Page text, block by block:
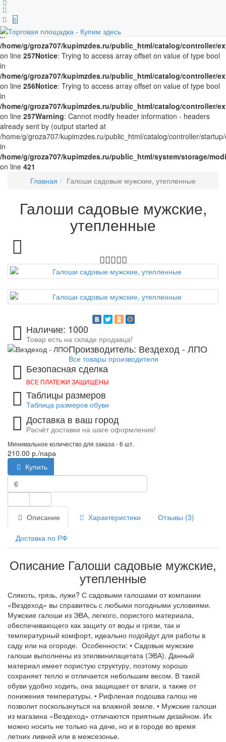
Notice
/home/g/groza707/kupimzdes.ru/public_html/catalog/controller/
on line
in
/home/g/groza707/kupimzdes.ru/public_html/catalog/controller/
on line 257Notice: Trying to access array offset on value of type bool
in
/home/g/groza707/kupimzdes.ru/public_html/catalog/controller/
on line 256Notice: Trying to access array offset on value of type bool
in
/home/g/groza707/kupimzdes.ru/public_html/catalog/controller/
on line 257Warning: Cannot modify header information - headers
already sent by (output started at
/home/g/groza707/kupimzdes.ru/public_html/catalog/controller/
in
/home/g/groza707/kupimzdes.ru/public_html/system/storage/
on line 421
0
Главная Галоши садовые мужские, утепленные
Галоши садовые мужские,
утепленные
Наличие: 1000
Товар есть на складе продавца!
Производитель: Вездеход - ЛПО
Все товары производителя
Безопасная сделка
ВСЕ ПЛАТЕЖИ ЗАЩИЩЕНЫ
Таблицы размеров
Таблица размеров обуви
Доставка в ваш город
Расчёт доставки на шаге оформления!
Минимальное количество для заказа - 6 шт.
210.00 р./пара
Купить
Описание Характеристики Отзывы (3)
Доставка по РФ
Описание Галоши садовые мужские,
утепленные
Слякоть, грязь, лужи? С садовыми галошами от компании
«Вездеход» вы справитесь с любыми погодными условиями.
Мужские галоши из ЭВА, легкого, пористого материала,
обеспечивающего как защиту от воды и грязи, так и
температурный комфорт, идеально подойдут для работы в
саду или на огороде. Особенности: • Садовые мужские
галоши выполнены из этилвинилацетата (ЭВА). Данный
материал имеет пористую структуру, поэтому хорошо
сохраняет тепло и отличается небольшим весом. В такой
обуви удобно ходить, она защищает от влаги, а также от
понижения температуры. • Рифленая подошва галош не
позволит поскользнуться на влажной земле. • Мужские галоши
из магазина «Вездеход» отличаются приятным дизайном. Их
можно носить не только на даче, но и в городе во время
летних ливней или в межсезонье.